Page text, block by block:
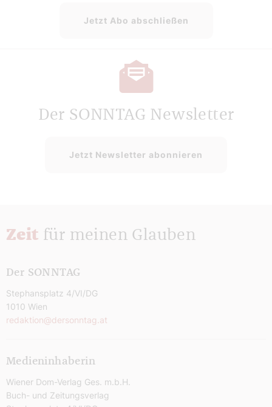
Jetzt Abo abschließen
Der SONNTAG Newsletter
Jetzt Newsletter abonnieren
Zeit für meinen Glauben
Der SONNTAG
Stephansplatz 4/VI/DG
1010 Wien
redaktion@dersonntag.at
Medieninhaberin
Wiener Dom-Verlag Ges. m.b.H.
Buch- und Zeitungsverlag